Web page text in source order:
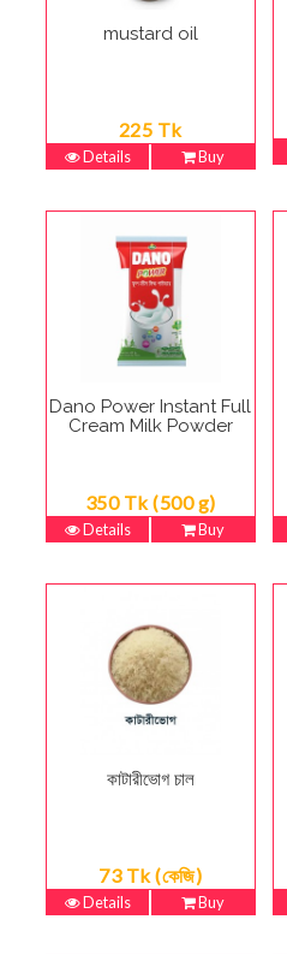
mustard oil
225 Tk
Details Buy
Dano Power Instant Full
Cream Milk Powder
350 Tk (500 g)
Details Buy
কাটারীভোগ চাল
73 Tk (কেজি)
Details Buy